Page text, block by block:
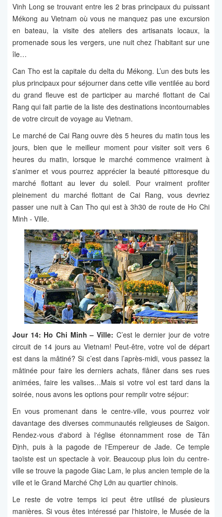
Vinh Long se trouvant entre les 2 bras principaux du puissant
Mékong au Vietnam où vous ne manquez pas une excursion
en bateau, la visite des ateliers des artisanats locaux, la
promenade sous les vergers, une nuit chez l’habitant sur une
île…
Can Tho est la capitale du delta du Mékong. L’un des buts les
plus principaux pour séjourner dans cette ville ventilée au bord
du grand fleuve est de participer au marché flottant de Cai
Rang qui fait partie de la liste des destinations incontournables
de votre circuit de voyage au Vietnam.
Le marché de Cai Rang ouvre dès 5 heures du matin tous les
jours, bien que le meilleur moment pour visiter soit vers 6
heures du matin, lorsque le marché commence vraiment à
s'animer et vous pourrez apprécier la beauté pittoresque du
marché flottant au lever du soleil. Pour vraiment profiter
pleinement du marché flottant de Cai Rang, vous devriez
passer une nuit à Can Tho qui est à 3h30 de route de Ho Chi
Minh - Ville.
Jour 14: Ho Chi Minh – Ville: C’est le dernier jour de votre
circuit de 14 jours au Vietnam! Peut-être, votre vol de départ
est dans la mâtiné? Si c’est dans l’après-midi, vous passez la
mâtinée pour faire les derniers achats, flâner dans ses rues
animées, faire les valises…Mais si votre vol est tard dans la
soirée, nous avons les options pour remplir votre séjour:
En vous promenant dans le centre-ville, vous pourrez voir
davantage des diverses communautés religieuses de Saigon.
Rendez-vous d'abord à l'église étonnamment rose de Tân
Định, puis à la pagode de l'Empereur de Jade. Ce temple
taoïste est un spectacle à voir. Beaucoup plus loin du centre-
ville se trouve la pagode Giac Lam, le plus ancien temple de la
ville et le Grand Marché Chợ Lớn au quartier chinois.
Le reste de votre temps ici peut être utilisé de plusieurs
manières. Si vous êtes intéressé par l'histoire, le Musée de la